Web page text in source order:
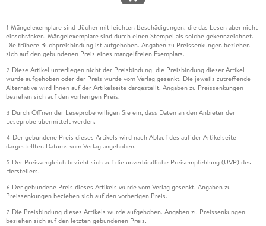
1 Mängelexemplare sind Bücher mit leichten Beschädigungen, die das Lesen aber nicht
einschränken. Mängelexemplare sind durch einen Stempel als solche gekennzeichnet.
Die frühere Buchpreisbindung ist aufgehoben. Angaben zu Preissenkungen beziehen
sich auf den gebundenen Preis eines mangelfreien Exemplars.
2 Diese Artikel unterliegen nicht der Preisbindung, die Preisbindung dieser Artikel
wurde aufgehoben oder der Preis wurde vom Verlag gesenkt. Die jeweils zutreffende
Alternative wird Ihnen auf der Artikelseite dargestellt. Angaben zu Preissenkungen
beziehen sich auf den vorherigen Preis.
3 Durch Öffnen der Leseprobe willigen Sie ein, dass Daten an den Anbieter der
Leseprobe übermittelt werden.
4 Der gebundene Preis dieses Artikels wird nach Ablauf des auf der Artikelseite
dargestellten Datums vom Verlag angehoben.
5 Der Preisvergleich bezieht sich auf die unverbindliche Preisempfehlung (UVP) des
Herstellers.
6 Der gebundene Preis dieses Artikels wurde vom Verlag gesenkt. Angaben zu
Preissenkungen beziehen sich auf den vorherigen Preis.
7 Die Preisbindung dieses Artikels wurde aufgehoben. Angaben zu Preissenkungen
beziehen sich auf den letzten gebundenen Preis.